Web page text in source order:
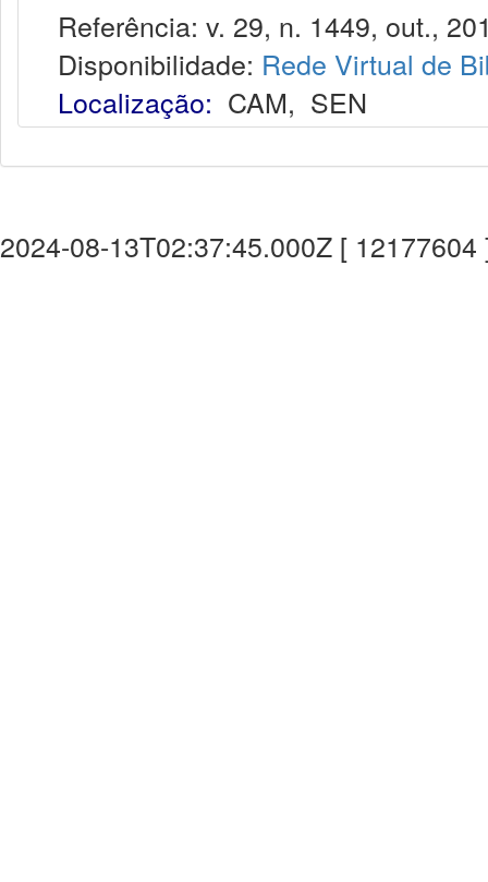
Referência: v. 29, n. 1449, out.,
Disponibilidade: Rede Virtual de
Localização: CAM, SEN
2024-08-13T02:37:45.000Z [ 12177604